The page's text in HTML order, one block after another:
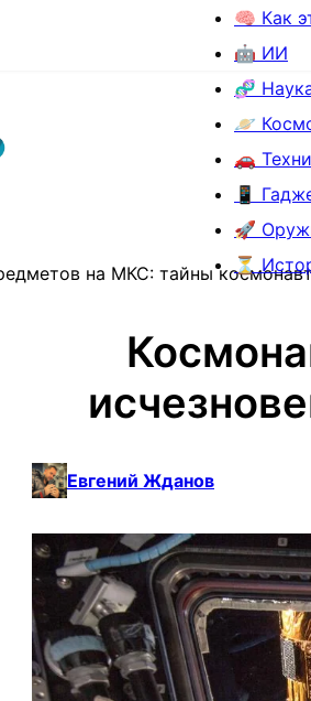
🧠 Как
🤖 ИИ
🧬
🪐
🚗
📱
🚀
⏳
на МКС: тайны
Евгений Жданов